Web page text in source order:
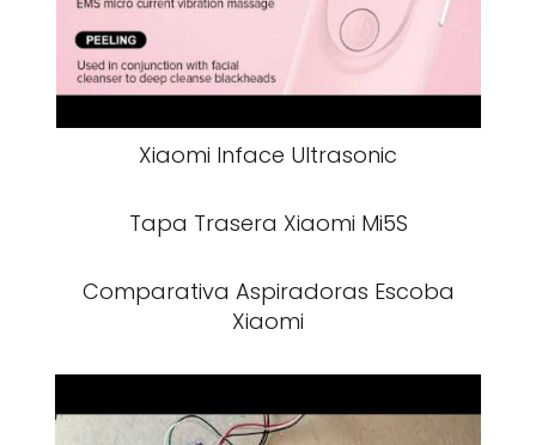
Xiaomi Inface Ultrasonic
Tapa Trasera Xiaomi Mi5S
Comparativa Aspiradoras Escoba
Xiaomi